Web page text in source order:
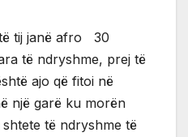
tij janë afro 30
të ndryshme, prej të
ajo që fitoi në
një garë ku morën
shtete të ndryshme të